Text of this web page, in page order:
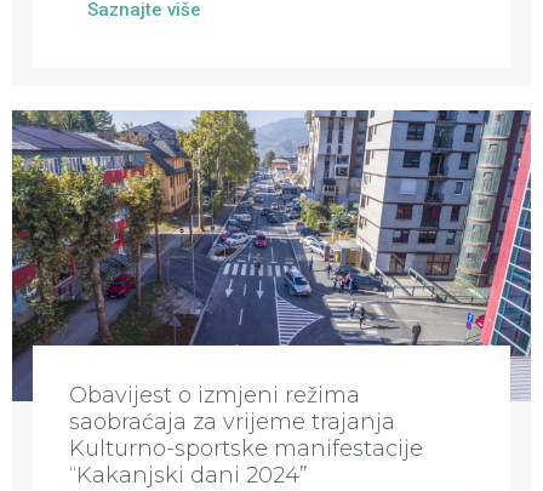
Saznajte više
Obavijest o izmjeni režima
saobraćaja za vrijeme trajanja
Kulturno-sportske manifestacije
“Kakanjski dani 2024”